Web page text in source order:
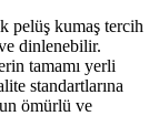
pelüş kumaş tercih
dinlenebilir.
tamamı yerli
standartlarına
ömürlü ve